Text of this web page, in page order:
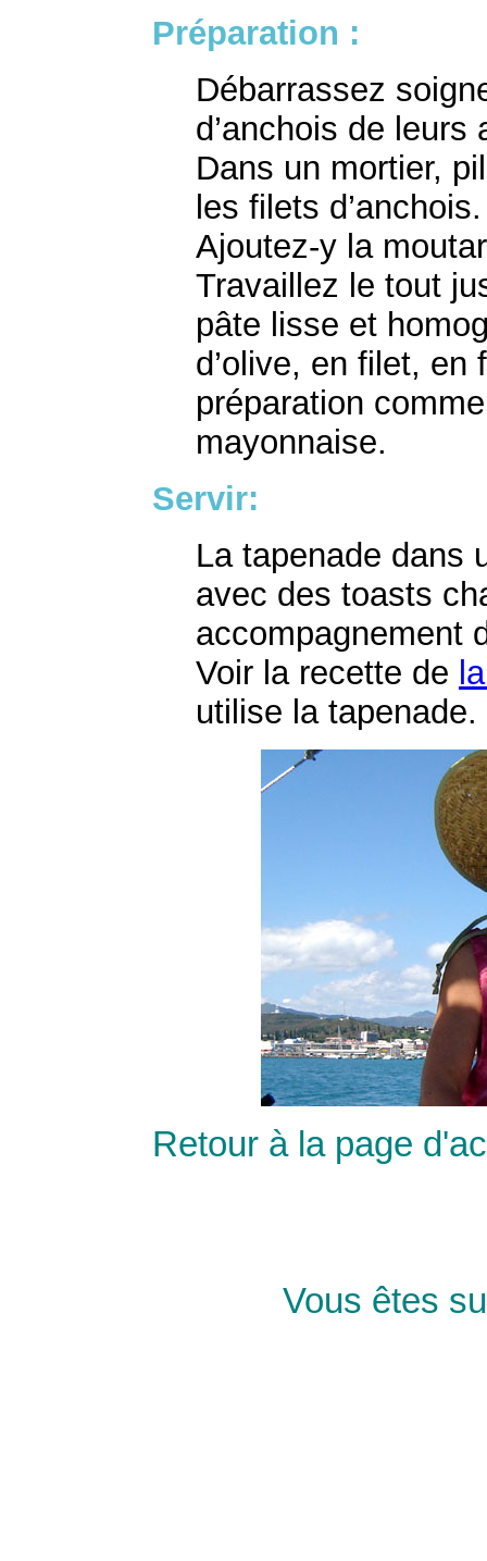
Préparation :
Débarrassez
d’anchois de leurs
Dans un mortier,
les filets d’anchois.
Ajoutez-y la
Travaillez le tout
pâte lisse et
d’olive, en filet, en
préparation
mayonnaise.
Servir:
La tapenade dans
avec des toasts
accompagnement
Voir la recette de
utilise la tapenade.
Retour à la page
Vous êtes